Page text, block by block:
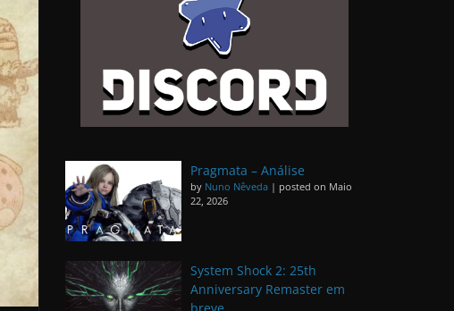
Pragmata – Análise
by Nuno Nêveda | posted on Maio
22, 2026
System Shock 2: 25th
Anniversary Remaster em